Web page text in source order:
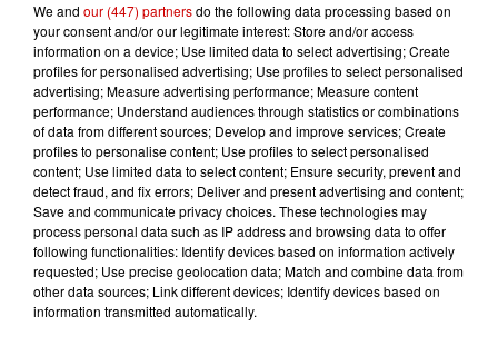
We and our (447) partnersdo the following data processing based on
your consent and/or our legitimate interest: Store and/or access
information on a device; Use limited data to select advertising; Create
profiles for personalised advertising; Use profiles to select personalised
advertising; Measure advertising performance; Measure content
performance; Understand audiences through statistics or combinations
of data from different sources; Develop and improve services; Create
profiles to personalise content; Use profiles to select personalised
content; Use limited data to select content; Ensure security, prevent and
detect fraud, and fix errors; Deliver and present advertising and content;
Save and communicate privacy choices. These technologies may
process personal data such as IP address and browsing data to offer
following functionalities: Identify devices based on information actively
requested; Use precise geolocation data; Match and combine data from
other data sources; Link different devices; Identify devices based on
information transmitted automatically.